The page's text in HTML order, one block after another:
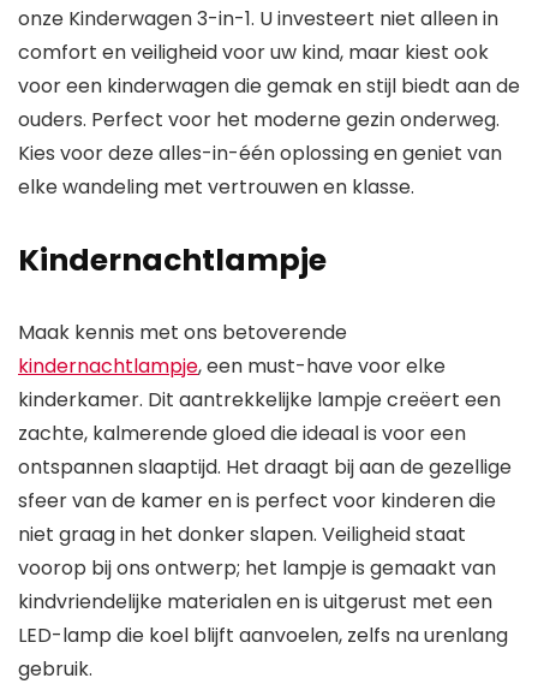
onze Kinderwagen 3-in-1. U investeert niet alleen in
comfort en veiligheid voor uw kind, maar kiest ook
voor een kinderwagen die gemak en stijl biedt aan de
ouders. Perfect voor het moderne gezin onderweg.
Kies voor deze alles-in-één oplossing en geniet van
elke wandeling met vertrouwen en klasse.
Kindernachtlampje
Maak kennis met ons betoverende
kindernachtlampje, een must-have voor elke
kinderkamer. Dit aantrekkelijke lampje creëert een
zachte, kalmerende gloed die ideaal is voor een
ontspannen slaaptijd. Het draagt bij aan de gezellige
sfeer van de kamer en is perfect voor kinderen die
niet graag in het donker slapen. Veiligheid staat
voorop bij ons ontwerp; het lampje is gemaakt van
kindvriendelijke materialen en is uitgerust met een
LED-lamp die koel blijft aanvoelen, zelfs na urenlang
gebruik.